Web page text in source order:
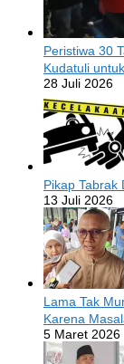
Peristiwa 30
Kudatuli
28 Juli 2026
Pikap Tabrak
13 Juli 2026
Lama Tak
Karena
5 Maret 2026